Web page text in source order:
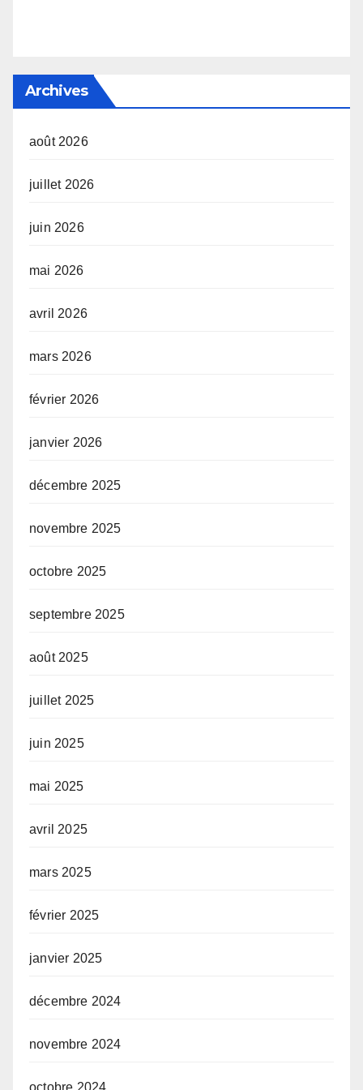
Archives
août 2026
juillet 2026
juin 2026
mai 2026
avril 2026
mars 2026
février 2026
janvier 2026
décembre 2025
novembre 2025
octobre 2025
septembre 2025
août 2025
juillet 2025
juin 2025
mai 2025
avril 2025
mars 2025
février 2025
janvier 2025
décembre 2024
novembre 2024